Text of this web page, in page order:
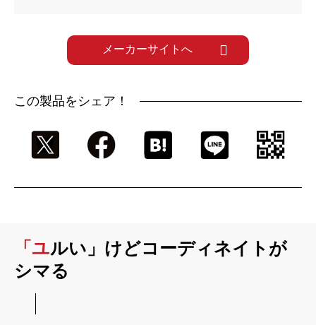
メーカーサイトへ
この製品をシェア！
「ユルい」けどコーディネイトが
シマる